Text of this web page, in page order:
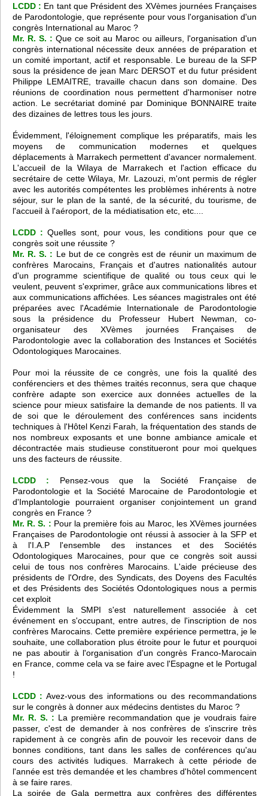
LCDD : En tant que Président des XVèmes journées Françaises
de Parodontologie, que représente pour vous l'organisation d'un
congrès International au Maroc ?
Mr. R. S. : Que ce soit au Maroc ou ailleurs, l'organisation d'un
congrès international nécessite deux années de préparation et
un comité important, actif et responsable. Le bureau de la SFP
sous la présidence de jean Marc DERSOT et du futur président
Philippe LEMAITRE, travaille chacun dans son domaine. Des
réunions de coordination nous permettent d'harmoniser notre
action. Le secrétariat dominé par Dominique BONNAIRE traite
des dizaines de lettres tous les jours.
Évidemment, l'éloignement complique les préparatifs, mais les
moyens de communication modernes et quelques
déplacements à Marrakech permettent d'avancer normalement.
L'accueil de la Wilaya de Marrakech et l'action efficace du
secrétaire de cette Wilaya, Mr. Lazouzi, m'ont permis de régler
avec les autorités compétentes les problèmes inhérents à notre
séjour, sur le plan de la santé, de la sécurité, du tourisme, de
l'accueil à l'aéroport, de la médiatisation etc, etc....
LCDD :Quelles sont, pour vous, les conditions pour que ce
congrès soit une réussite ?
Mr. R. S. : Le but de ce congrès est de réunir un maximum de
confrères Marocains, Français et d'autres nationalités autour
d'un programme scientifique de qualité ou tous ceux qui le
veulent, peuvent s'exprimer, grâce aux communications libres et
aux communications affichées. Les séances magistrales ont été
préparées avec l'Académie Internationale de Parodontologie
sous la présidence du Professeur Hubert Newman, co-
organisateur des XVèmes journées Françaises de
Parodontologie avec la collaboration des Instances et Sociétés
Odontologiques Marocaines.
Pour moi la réussite de ce congrès, une fois la qualité des
conférenciers et des thèmes traités reconnus, sera que chaque
confrère adapte son exercice aux données actuelles de la
science pour mieux satisfaire la demande de nos patients. Il va
de soi que le déroulement des conférences sans incidents
techniques à l'Hôtel Kenzi Farah, la fréquentation des stands de
nos nombreux exposants et une bonne ambiance amicale et
décontractée mais studieuse constitueront pour moi quelques
uns des facteurs de réussite.
LCDD : Pensez-vous que la Société Française de
Parodontologie et la Société Marocaine de Parodontologie et
d'Implantologie pourraient organiser conjointement un grand
congrès en France ?
Mr. R. S. : Pour la première fois au Maroc, les XVèmes journées
Françaises de Parodontologie ont réussi à associer à la SFP et
à l'I.A.P l'ensemble des instances et des Sociétés
Odontologiques Marocaines, pour que ce congrès soit aussi
celui de tous nos confrères Marocains. L'aide précieuse des
présidents de l'Ordre, des Syndicats, des Doyens des Facultés
et des Présidents des Sociétés Odontologiques nous a permis
cet exploit
Évidemment la SMPI s'est naturellement associée à cet
événement en s'occupant, entre autres, de l'inscription de nos
confrères Marocains. Cette première expérience permettra, je le
souhaite, une collaboration plus étroite pour le futur et pourquoi
ne pas aboutir à l'organisation d'un congrès Franco-Marocain
en France, comme cela va se faire avec l'Espagne et le Portugal
!
LCDD : Avez-vous des informations ou des recommandations
sur le congrès à donner aux médecins dentistes du Maroc ?
Mr. R. S. : La première recommandation que je voudrais faire
passer, c'est de demander à nos confrères de s'inscrire très
rapidement à ce congrès afin de pouvoir les recevoir dans de
bonnes conditions, tant dans les salles de conférences qu'au
cours des activités ludiques. Marrakech à cette période de
l'année est très demandée et les chambres d'hôtel commencent
à se faire rares.
La soirée de Gala permettra aux confrères des différentes